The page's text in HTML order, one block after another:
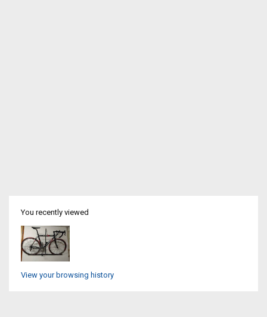
You recently viewed
View your browsing history